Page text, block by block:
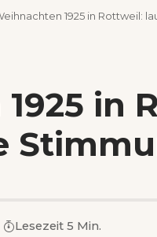
1925 in Rottweil:
in
Lesezeit 5 Min.